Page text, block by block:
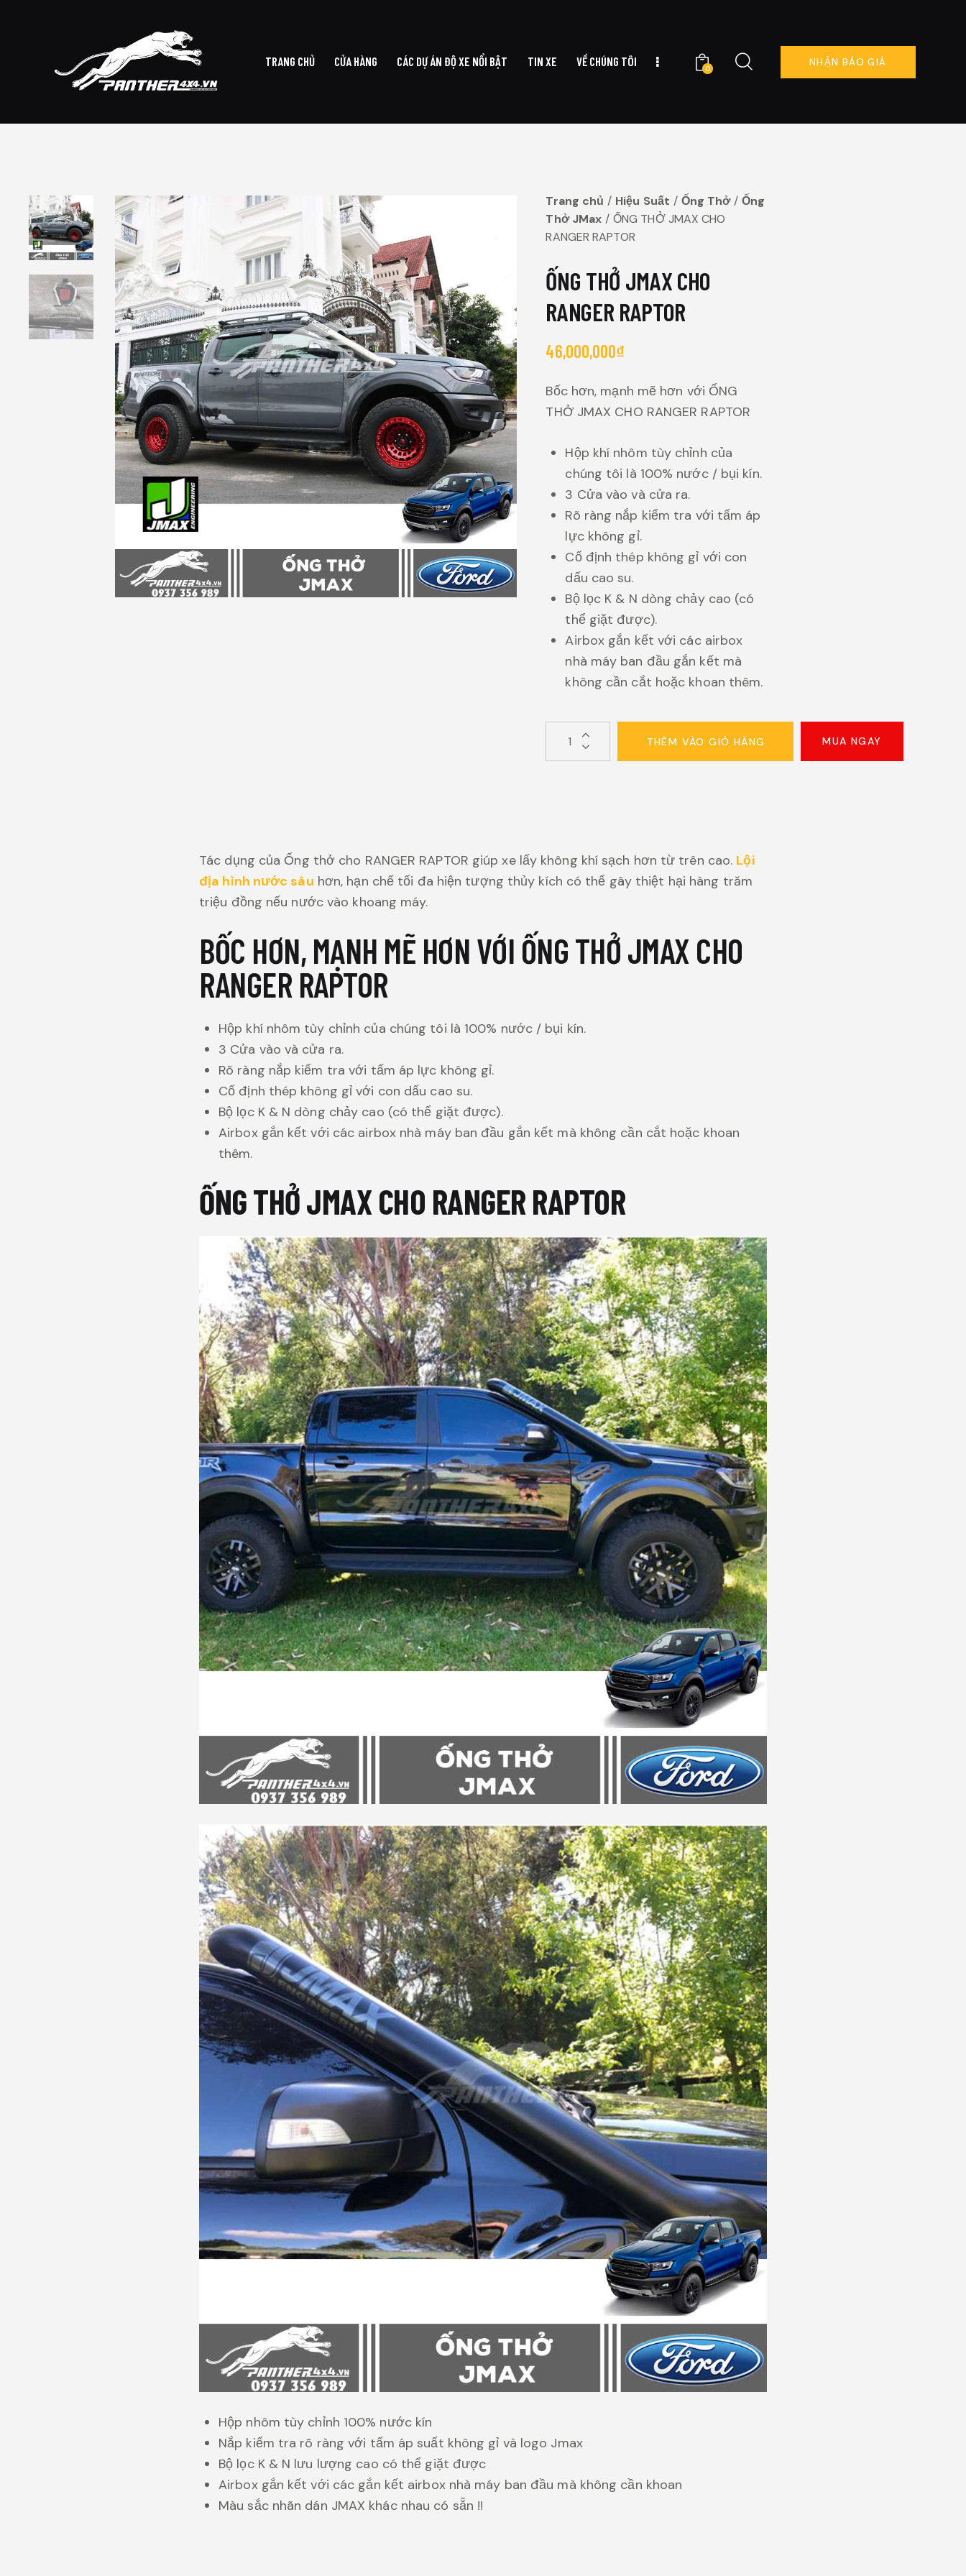
TRANG CHỦ CỬA HÀNG CÁC DỰ ÁN ĐỘ XE NỔI BẬT TIN XE VỀ CHÚNG TÔI
0
NHẬN BÁO GIÁ
Trang chủ Hiệu Suất Ống Thở
Ống
Thở JMax
ỐNG THỞ JMAX CHO
RANGER RAPTOR
ỐNG THỞ JMAX CHO
RANGER RAPTOR
46,000,000₫
Bốc hơn, mạnh mẽ hơn với ỐNG
THỞ JMAX CHO RANGER RAPTOR
Hộp khí nhôm tùy chỉnh của
chúng tôi là 100% nước / bụi kín.
3 Cửa vào và cửa ra.
Rõ ràng nắp kiểm tra với tấm áp
lực không gỉ.
Cố định thép không gỉ với con
dấu cao su.
Bộ lọc K & N dòng chảy cao (có
thể giặt được).
Airbox gắn kết với các airbox
nhà máy ban đầu gắn kết mà
không cần cắt hoặc khoan thêm.
THÊM VÀO GIỎ HÀNG MUA NGAY
Tác dụng của Ống thở cho RANGER RAPTOR giúp xe lấy không khí sạch hơn từ trên cao. Lội
địa hình nước sâu hơn, hạn chế tối đa hiện tượng thủy kích có thể gây thiệt hại hàng trăm
triệu đồng nếu nước vào khoang máy.
BỐC HƠN, MẠNH MẼ HƠN VỚI ỐNG THỞ JMAX CHO
RANGER RAPTOR
Hộp khí nhôm tùy chỉnh của chúng tôi là 100% nước / bụi kín.
3 Cửa vào và cửa ra.
Rõ ràng nắp kiểm tra với tấm áp lực không gỉ.
Cố định thép không gỉ với con dấu cao su.
Bộ lọc K & N dòng chảy cao (có thể giặt được).
Airbox gắn kết với các airbox nhà máy ban đầu gắn kết mà không cần cắt hoặc khoan
thêm.
ỐNG THỞ JMAX CHO RANGER RAPTOR
Hộp nhôm tùy chỉnh 100% nước kín
Nắp kiểm tra rõ ràng với tấm áp suất không gỉ và logo Jmax
Bộ lọc K & N lưu lượng cao có thể giặt được
Airbox gắn kết với các gắn kết airbox nhà máy ban đầu mà không cần khoan
Màu sắc nhãn dán JMAX khác nhau có sẵn !!